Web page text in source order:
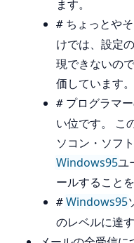
ます。
# ちょっとや
けでは、設定
現できないの
価しています。
# プログラマ
い位です。 こ
ソコン・ソフ
Windows95ユ
ールすること
# Windows95
のレベルに達